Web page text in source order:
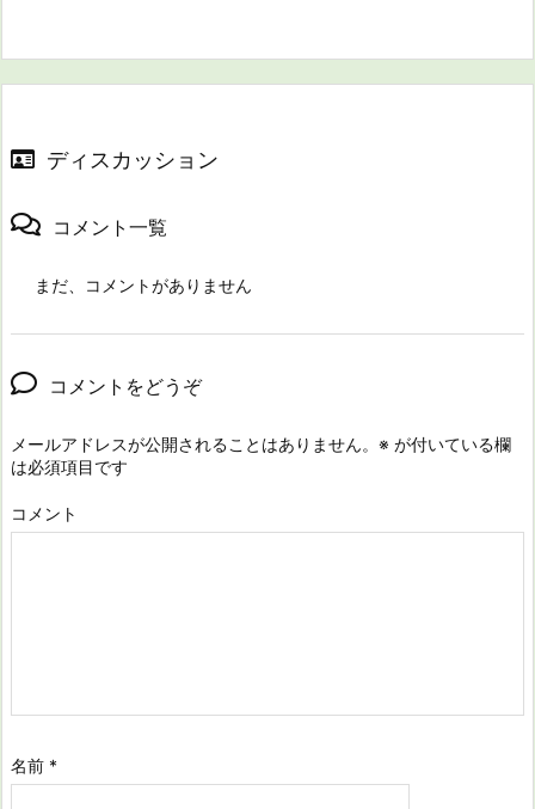
ディスカッション
コメント一覧
まだ、コメントがありません
コメントをどうぞ
メールアドレスが公開されることはありません。 ※ が付いている欄
は必須項目です
コメント
名前 *